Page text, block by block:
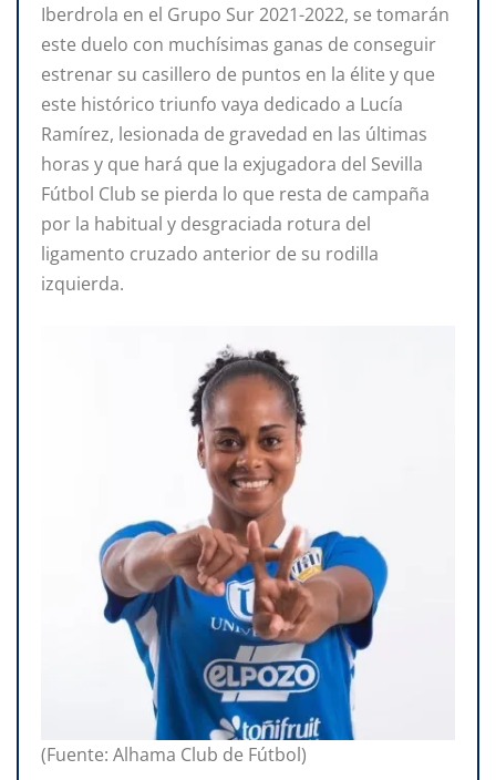
Iberdrola en el Grupo Sur 2021-2022, se tomarán
este duelo con muchísimas ganas de conseguir
estrenar su casillero de puntos en la élite y que
este histórico triunfo vaya dedicado a Lucía
Ramírez, lesionada de gravedad en las últimas
horas y que hará que la exjugadora del Sevilla
Fútbol Club se pierda lo que resta de campaña
por la habitual y desgraciada rotura del
ligamento cruzado anterior de su rodilla
izquierda.
(Fuente: Alhama Club de Fútbol)